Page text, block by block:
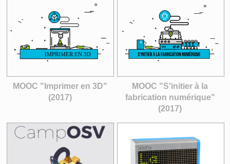
MOOC "Imprimer en 3D"
(2017)
MOOC "S'initier à la
fabrication numérique"
(2017)